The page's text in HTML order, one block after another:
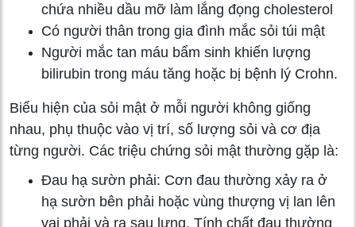
chứa nhiều dầu mỡ làm lắng đọng cholesterol
Có người thân trong gia đình mắc sỏi túi mật
Người mắc tan máu bẩm sinh khiến lượng
bilirubin trong máu tăng hoặc bị bệnh lý Crohn.
Biểu hiện của sỏi mật ở mỗi người không giống
nhau, phụ thuộc vào vị trí, số lượng sỏi và cơ địa
từng người. Các triệu chứng sỏi mật thường gặp là:
Đau hạ sườn phải: Cơn đau thường xảy ra ở
hạ sườn bên phải hoặc vùng thượng vị lan lên
vai phải và ra sau lưng. Tính chất đau thường